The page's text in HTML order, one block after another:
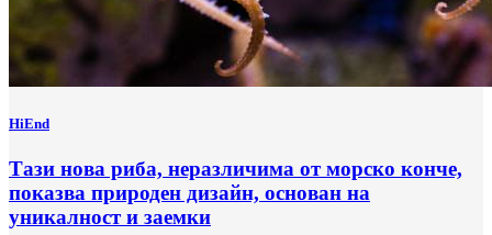
HiEnd
Тази нова риба, неразличима от морско конче,
показва природен дизайн, основан на
уникалност и заемки